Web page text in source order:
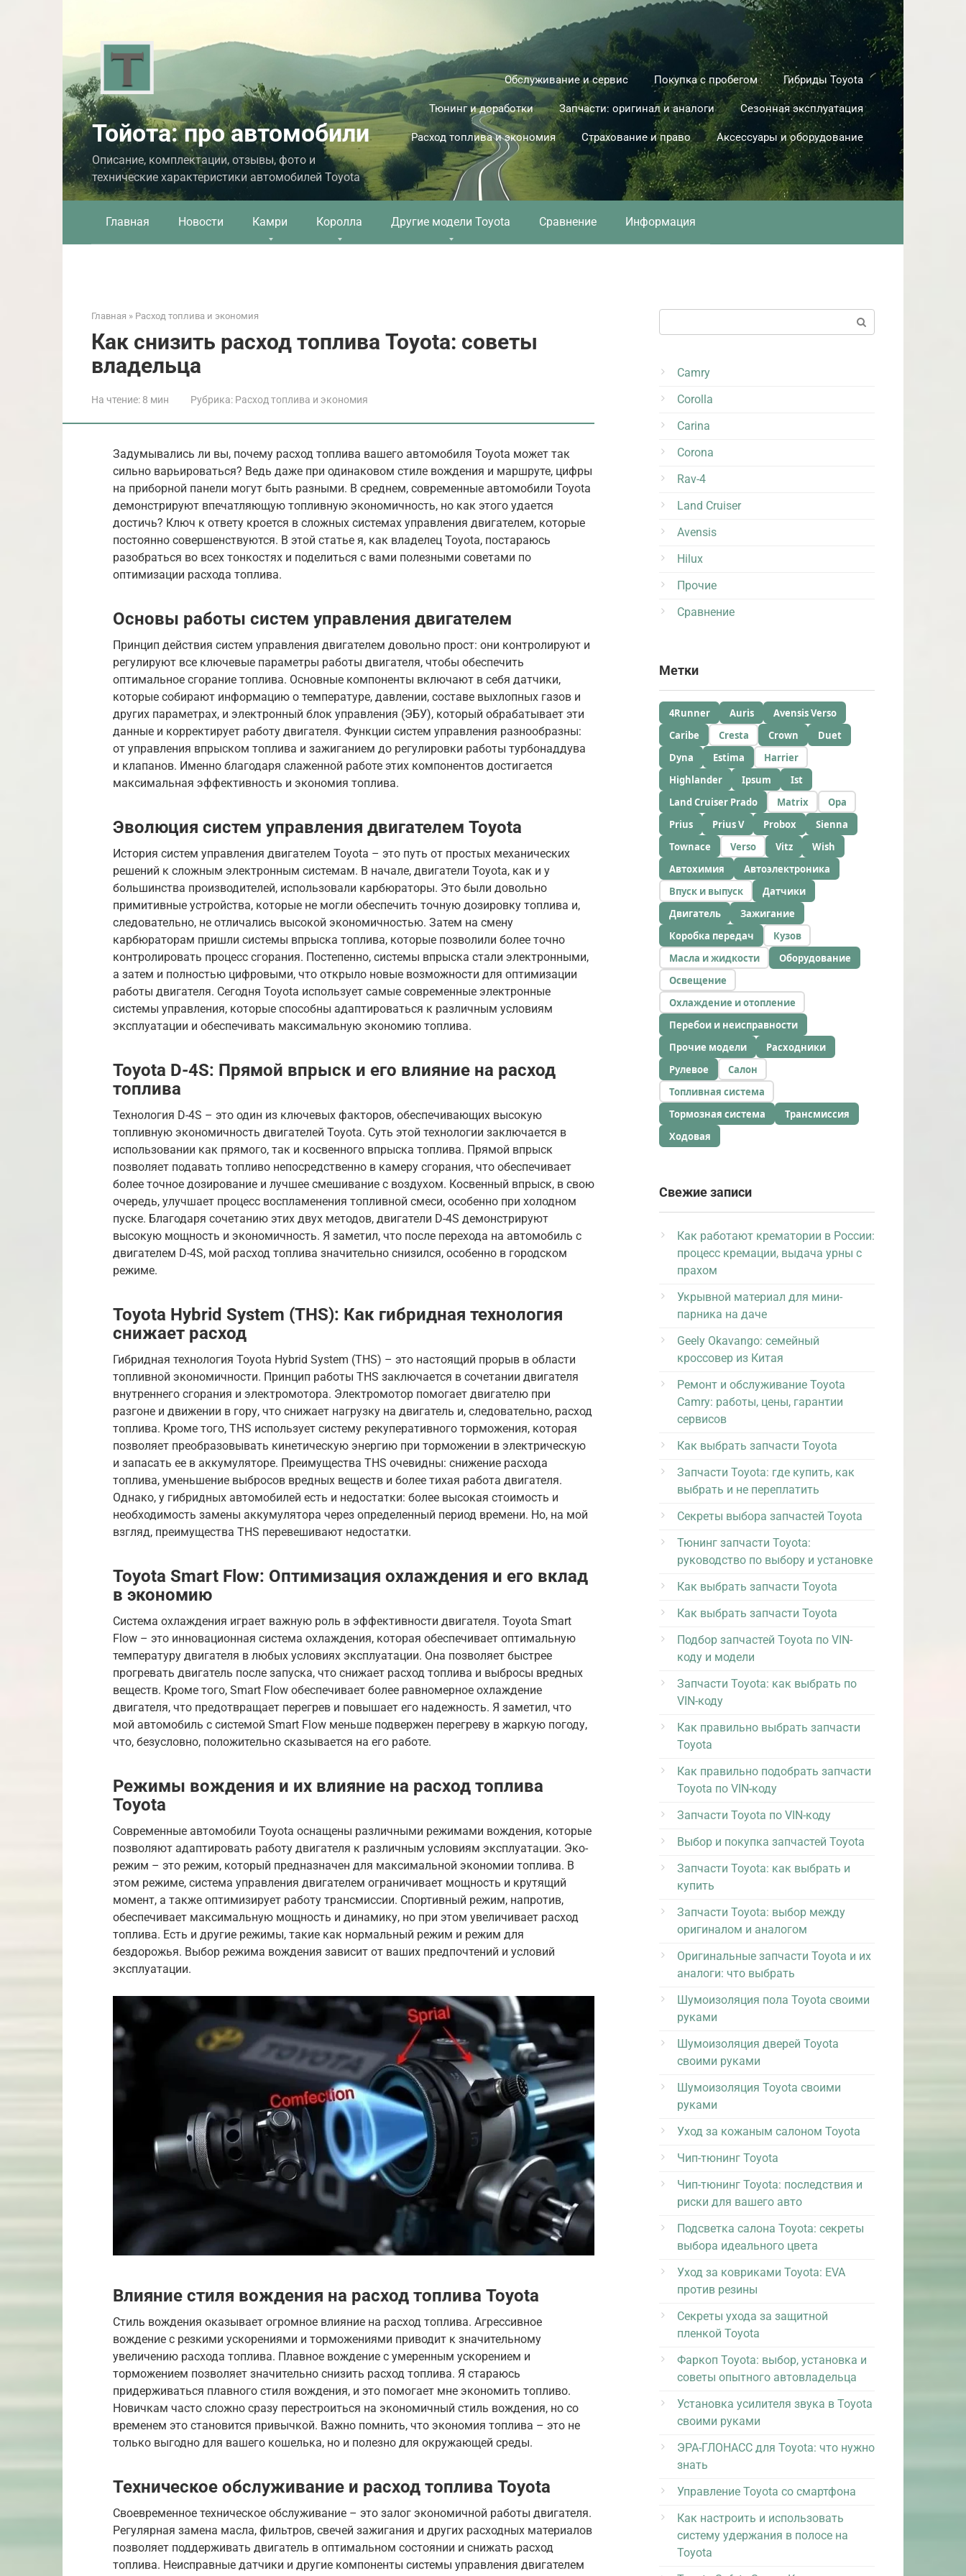
Тойота: про автомобили
Описание, комплектации, отзывы, фото и
технические характеристики автомобилей Toyota
Обслуживание и сервис Покупка с пробегом Гибриды Toyota
Тюнинг и доработки Запчасти: оригинал и аналоги Сезонная эксплуатация
Расход топлива и экономия Страхование и право Аксессуары и оборудование
Главная Новости Камри Королла Другие модели Toyota Сравнение Информация
Главная » Расход топлива и экономия
Как снизить расход топлива Toyota: советы
владельца
На чтение: 8 мин Рубрика: Расход топлива и экономия
Задумывались ли вы, почему расход топлива вашего автомобиля Toyota может так
сильно варьироваться? Ведь даже при одинаковом стиле вождения и маршруте, цифры
на приборной панели могут быть разными. В среднем, современные автомобили Toyota
демонстрируют впечатляющую топливную экономичность, но как этого удается
достичь? Ключ к ответу кроется в сложных системах управления двигателем, которые
постоянно совершенствуются. В этой статье я, как владелец Toyota, постараюсь
разобраться во всех тонкостях и поделиться с вами полезными советами по
оптимизации расхода топлива.
Основы работы систем управления двигателем
Принцип действия систем управления двигателем довольно прост: они контролируют и
регулируют все ключевые параметры работы двигателя, чтобы обеспечить
оптимальное сгорание топлива. Основные компоненты включают в себя датчики,
которые собирают информацию о температуре, давлении, составе выхлопных газов и
других параметрах, и электронный блок управления (ЭБУ), который обрабатывает эти
данные и корректирует работу двигателя. Функции систем управления разнообразны:
от управления впрыском топлива и зажиганием до регулировки работы турбонаддува
и клапанов. Именно благодаря слаженной работе этих компонентов достигается
максимальная эффективность и экономия топлива.
Эволюция систем управления двигателем Toyota
История систем управления двигателем Toyota – это путь от простых механических
решений к сложным электронным системам. В начале, двигатели Toyota, как и у
большинства производителей, использовали карбюраторы. Это были довольно
примитивные устройства, которые не могли обеспечить точную дозировку топлива и,
следовательно, не отличались высокой экономичностью. Затем на смену
карбюраторам пришли системы впрыска топлива, которые позволили более точно
контролировать процесс сгорания. Постепенно, системы впрыска стали электронными,
а затем и полностью цифровыми, что открыло новые возможности для оптимизации
работы двигателя. Сегодня Toyota использует самые современные электронные
системы управления, которые способны адаптироваться к различным условиям
эксплуатации и обеспечивать максимальную экономию топлива.
Toyota D-4S: Прямой впрыск и его влияние на расход
топлива
Технология D-4S – это один из ключевых факторов, обеспечивающих высокую
топливную экономичность двигателей Toyota. Суть этой технологии заключается в
использовании как прямого, так и косвенного впрыска топлива. Прямой впрыск
позволяет подавать топливо непосредственно в камеру сгорания, что обеспечивает
более точное дозирование и лучшее смешивание с воздухом. Косвенный впрыск, в свою
очередь, улучшает процесс воспламенения топливной смеси, особенно при холодном
пуске. Благодаря сочетанию этих двух методов, двигатели D-4S демонстрируют
высокую мощность и экономичность. Я заметил, что после перехода на автомобиль с
двигателем D-4S, мой расход топлива значительно снизился, особенно в городском
режиме.
Toyota Hybrid System (THS): Как гибридная технология
снижает расход
Гибридная технология Toyota Hybrid System (THS) – это настоящий прорыв в области
топливной экономичности. Принцип работы THS заключается в сочетании двигателя
внутреннего сгорания и электромотора. Электромотор помогает двигателю при
разгоне и движении в гору, что снижает нагрузку на двигатель и, следовательно, расход
топлива. Кроме того, THS использует систему рекуперативного торможения, которая
позволяет преобразовывать кинетическую энергию при торможении в электрическую
и запасать ее в аккумуляторе. Преимущества THS очевидны: снижение расхода
топлива, уменьшение выбросов вредных веществ и более тихая работа двигателя.
Однако, у гибридных автомобилей есть и недостатки: более высокая стоимость и
необходимость замены аккумулятора через определенный период времени. Но, на мой
взгляд, преимущества THS перевешивают недостатки.
Toyota Smart Flow: Оптимизация охлаждения и его вклад
в экономию
Система охлаждения играет важную роль в эффективности двигателя. Toyota Smart
Flow – это инновационная система охлаждения, которая обеспечивает оптимальную
температуру двигателя в любых условиях эксплуатации. Она позволяет быстрее
прогревать двигатель после запуска, что снижает расход топлива и выбросы вредных
веществ. Кроме того, Smart Flow обеспечивает более равномерное охлаждение
двигателя, что предотвращает перегрев и повышает его надежность. Я заметил, что
мой автомобиль с системой Smart Flow меньше подвержен перегреву в жаркую погоду,
что, безусловно, положительно сказывается на его работе.
Режимы вождения и их влияние на расход топлива
Toyota
Современные автомобили Toyota оснащены различными режимами вождения, которые
позволяют адаптировать работу двигателя к различным условиям эксплуатации. Эко-
режим – это режим, который предназначен для максимальной экономии топлива. В
этом режиме, система управления двигателем ограничивает мощность и крутящий
момент, а также оптимизирует работу трансмиссии. Спортивный режим, напротив,
обеспечивает максимальную мощность и динамику, но при этом увеличивает расход
топлива. Есть и другие режимы, такие как нормальный режим и режим для
бездорожья. Выбор режима вождения зависит от ваших предпочтений и условий
эксплуатации.
Влияние стиля вождения на расход топлива Toyota
Стиль вождения оказывает огромное влияние на расход топлива. Агрессивное
вождение с резкими ускорениями и торможениями приводит к значительному
увеличению расхода топлива. Плавное вождение с умеренным ускорением и
торможением позволяет значительно снизить расход топлива. Я стараюсь
придерживаться плавного стиля вождения, и это помогает мне экономить топливо.
Новичкам часто сложно сразу перестроиться на экономичный стиль вождения, но со
временем это становится привычкой. Важно помнить, что экономия топлива – это не
только выгодно для вашего кошелька, но и полезно для окружающей среды.
Техническое обслуживание и расход топлива Toyota
Своевременное техническое обслуживание – это залог экономичной работы двигателя.
Регулярная замена масла, фильтров, свечей зажигания и других расходных материалов
позволяет поддерживать двигатель в оптимальном состоянии и снижать расход
топлива. Неисправные датчики и другие компоненты системы управления двигателем
Camry
Corolla
Carina
Corona
Rav-4
Land Cruiser
Avensis
Hilux
Прочие
Сравнение
Метки
4Runner Auris
Avensis Verso
Caribe
Cresta Crown
Duet
Dyna
Estima
Harrier
Highlander
Ipsum
Ist
Land Cruiser Prado
Matrix
Opa
Prius
Prius V Probox
Sienna
Townace
Verso Vitz
Wish
Автохимия
Автоэлектроника
Впуск и выпуск
Датчики
Двигатель
Зажигание
Коробка передач
Кузов
Масла и жидкости
Оборудование
Освещение
Охлаждение и отопление
Перебои и неисправности
Прочие модели
Расходники
Рулевое
Салон
Топливная система
Тормозная система
Трансмиссия
Ходовая
Свежие записи
Как работают крематории в России:
процесс кремации, выдача урны с
прахом
Укрывной материал для мини-
парника на даче
Geely Okavango: семейный
кроссовер из Китая
Ремонт и обслуживание Toyota
Camry: работы, цены, гарантии
сервисов
Как выбрать запчасти Toyota
Запчасти Toyota: где купить, как
выбрать и не переплатить
Секреты выбора запчастей Toyota
Тюнинг запчасти Toyota:
руководство по выбору и установке
Как выбрать запчасти Toyota
Как выбрать запчасти Toyota
Подбор запчастей Toyota по VIN-
коду и модели
Запчасти Toyota: как выбрать по
VIN-коду
Как правильно выбрать запчасти
Toyota
Как правильно подобрать запчасти
Toyota по VIN-коду
Запчасти Toyota по VIN-коду
Выбор и покупка запчастей Toyota
Запчасти Toyota: как выбрать и
купить
Запчасти Toyota: выбор между
оригиналом и аналогом
Оригинальные запчасти Toyota и их
аналоги: что выбрать
Шумоизоляция пола Toyota своими
руками
Шумоизоляция дверей Toyota
своими руками
Шумоизоляция Toyota своими
руками
Уход за кожаным салоном Toyota
Чип-тюнинг Toyota
Чип-тюнинг Toyota: последствия и
риски для вашего авто
Подсветка салона Toyota: секреты
выбора идеального цвета
Уход за ковриками Toyota: EVA
против резины
Секреты ухода за защитной
пленкой Toyota
Фаркоп Toyota: выбор, установка и
советы опытного автовладельца
Установка усилителя звука в Toyota
своими руками
ЭРА-ГЛОНАСС для Toyota: что нужно
знать
Управление Toyota со смартфона
Как настроить и использовать
систему удержания в полосе на
Toyota